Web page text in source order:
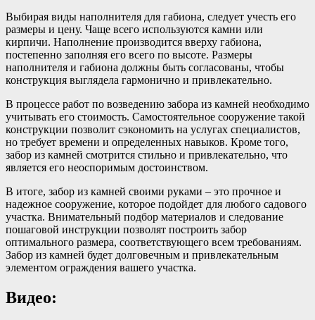
Выбирая виды наполнителя для габиона, следует учесть его
размеры и цену. Чаще всего используются камни или
кирпичи. Наполнение производится вверху габиона,
постепенно заполняя его всего по высоте. Размеры
наполнителя и габиона должны быть согласованы, чтобы
конструкция выглядела гармонично и привлекательно.
В процессе работ по возведению забора из камней необходимо
учитывать его стоимость. Самостоятельное сооружение такой
конструкции позволит сэкономить на услугах специалистов,
но требует времени и определенных навыков. Кроме того,
забор из камней смотрится стильно и привлекательно, что
является его неоспоримым достоинством.
В итоге, забор из камней своими руками – это прочное и
надежное сооружение, которое подойдет для любого садового
участка. Внимательный подбор материалов и следование
пошаговой инструкции позволят построить забор
оптимального размера, соответствующего всем требованиям.
Забор из камней будет долговечным и привлекательным
элементом ограждения вашего участка.
Видео: